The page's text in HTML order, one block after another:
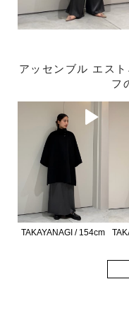
アッセンブル エス
フ
TAKAYANAGI / 154cm